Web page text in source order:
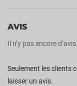
AVIS
Il n’y pas encore d’avis.
Seulement les clients
laisser un avis.